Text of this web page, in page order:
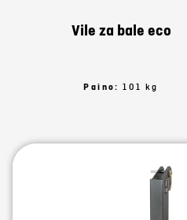
Vile za bale eco
Paino:101 kg